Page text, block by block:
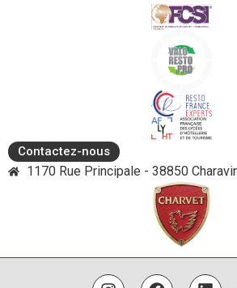
Contactez-nous
1170 Rue Principale - 38850